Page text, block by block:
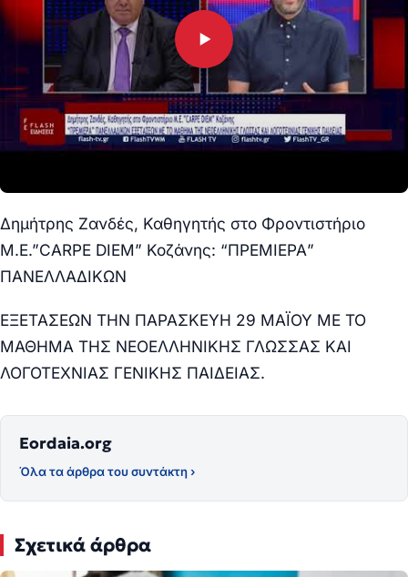
Δημήτρης Ζανδές, Καθηγητής στο Φροντιστήριο
Μ.Ε.”CARPE DIEM” Κοζάνης: “ΠΡΕΜΙΕΡΑ”
ΠΑΝΕΛΛΑΔΙΚΩΝ
ΕΞΕΤΑΣΕΩΝ ΤΗΝ ΠΑΡΑΣΚΕΥΗ 29 ΜΑΪΟΥ ΜΕ ΤΟ
ΜΑΘΗΜΑ ΤΗΣ ΝΕΟΕΛΛΗΝΙΚΗΣ ΓΛΩΣΣΑΣ ΚΑΙ
ΛΟΓΟΤΕΧΝΙΑΣ ΓΕΝΙΚΗΣ ΠΑΙΔΕΙΑΣ.
Eordaia.org
Όλα τα άρθρα του συντάκτη ›
Σχετικά άρθρα